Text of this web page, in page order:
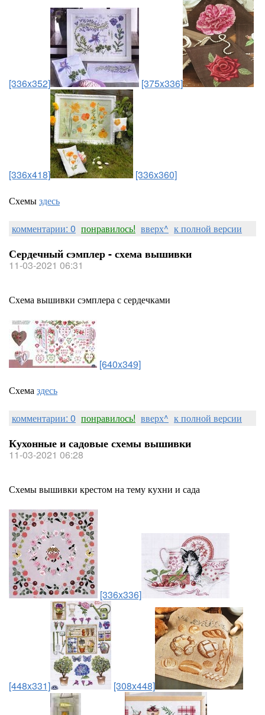
[336x352] [375x336]
[336x418]
[336x360]
Схемыздесь
комментарии: 0 понравилось! вверх^ к полной версии
Сердечный сэмплер - схема вышивки
11-03-2021 06:31
Схема вышивки сэмплера с сердечками
[640x349]
Схемаздесь
комментарии: 0 понравилось! вверх^ к полной версии
Кухонные и садовые схемы вышивки
11-03-2021 06:28
Схемы вышивки крестом на тему кухни и сада
[336x336]
[448x331] [308x448]